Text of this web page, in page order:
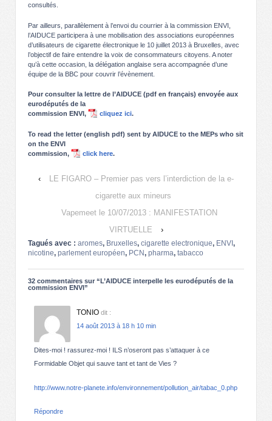
consultés.
Par ailleurs, parallèlement à l’envoi du courrier à la commission ENVI,
l’AIDUCE participera à une mobilisation des associations européennes
d’utilisateurs de cigarette électronique le 10 juillet 2013 à Bruxelles, avec
l’objectif de faire entendre la voix de consommateurs citoyens. A noter
qu’à cette occasion, la délégation anglaise sera accompagnée d’une
équipe de la BBC pour couvrir l’évènement.
Pour consulter la lettre de l’AIDUCE (pdf en français) envoyée aux
eurodéputés de la
commission ENVI,
cliquez ici.
To read the letter (english pdf) sent by AIDUCE to the MEPs who sit
on the ENVI
commission,
click here.
‹
LE FIGARO – Premier pas vers l’interdiction de la e-
cigarette aux mineurs
Vapemeet le 10/07/2013 : MANIFESTATION
VIRTUELLE
›
Tagués avec : aromes, Bruxelles, cigarette electronique, ENVI ,
nicotine, parlement européen, PCN, pharma, tabacco
32 commentaires sur “ L’AIDUCE interpelle les eurodéputés de la
commission ENVI ”
TONIO dit :
14 août 2013 à 18 h 10 min
Dites-moi ! rassurez-moi ! ILS n’oseront pas s’attaquer à ce
Formidable Objet qui sauve tant et tant de Vies ?
http://www.notre-planete.info/environnement/pollution_air/tabac_0.php
Répondre